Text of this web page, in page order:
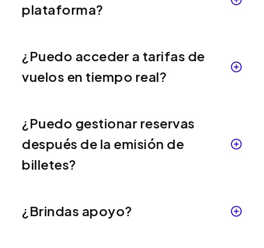
plataforma?
¿Puedo acceder a tarifas de
vuelos en tiempo real?
¿Puedo gestionar reservas
después de la emisión de
billetes?
¿Brindas apoyo?